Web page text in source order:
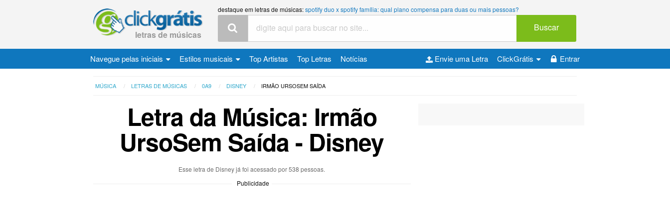
letras de músicas
destaque em letras de músicas:spotify duo x spotify família: qual plano compensa para duas ou mais pessoas?
Buscar
Navegue pelas iniciais Estilos musicais Top Artistas Top Letras Notícias Entrar
ClickGrátis
Envie uma Letra
MÚSICA LETRAS DE MÚSICAS 0A9 DISNEY IRMÃO URSOSEM SAÍDA
Letra da Música: Irmão
UrsoSem Saída - Disney
Esse letra de Disney já foi acessado por 538 pessoas.
Publicidade